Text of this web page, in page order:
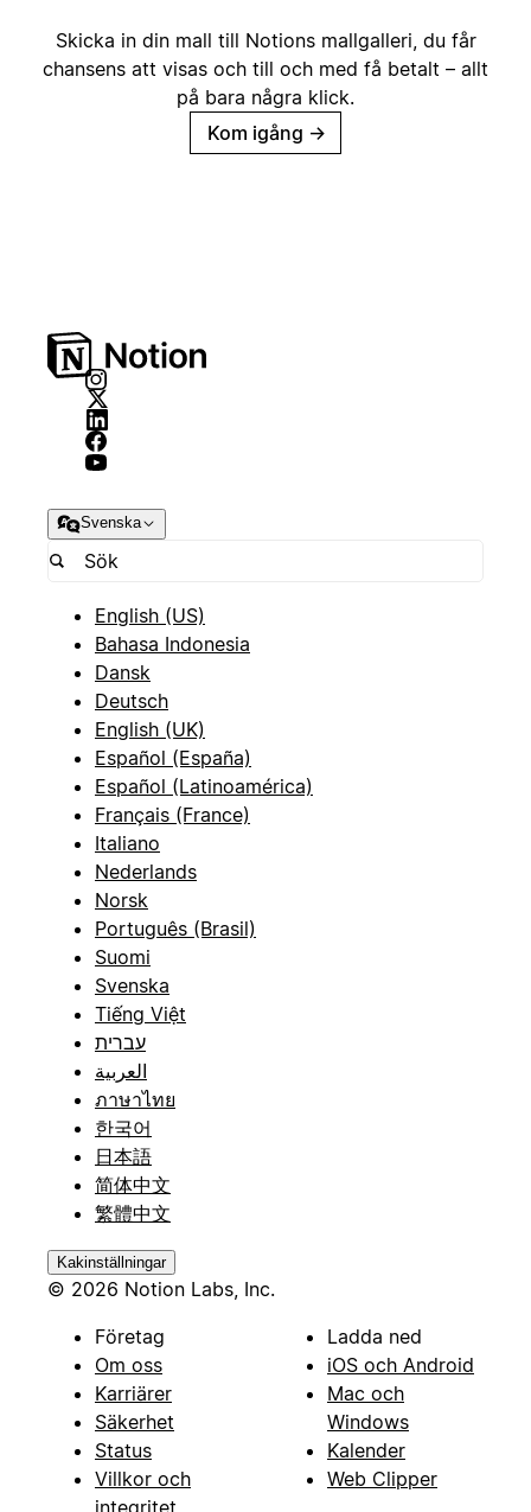
Skicka in din mall till Notions mallgalleri, du får
chansens att visas och till och med få betalt – allt
på bara några klick.
Kom igång →
Svenska
English (US)
Bahasa Indonesia
Dansk
Deutsch
English (UK)
Español (España)
Español (Latinoamérica)
Français (France)
Italiano
Nederlands
Norsk
Português (Brasil)
Suomi
Svenska
Tiếng Việt
עברית
العربية
ภาษาไทย
한국어
日本語
简体中文
繁體中文
Kakinställningar
© 2026 Notion Labs, Inc.
Företag
Om oss
Karriärer
Säkerhet
Status
Villkor och
integritet
Ladda ned
iOS och Android
Mac och
Windows
Kalender
Web Clipper